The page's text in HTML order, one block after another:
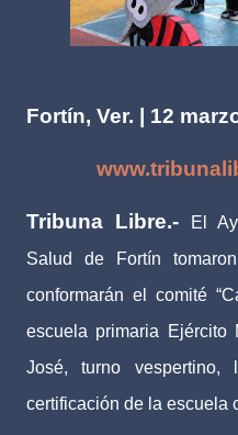
Fortín, Ver. | 12
Tribuna Libre.- El
Salud de Fortín
conformarán el comité
escuela primaria
José, turno
certificación de la escuela